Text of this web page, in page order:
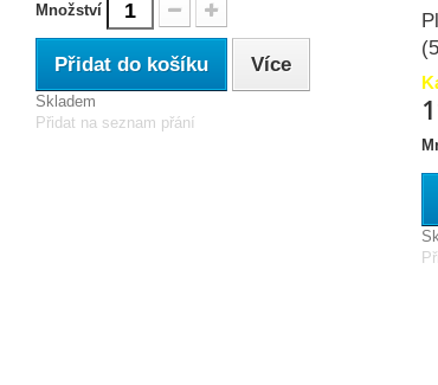
Množství
Přidat do košíku Více
Skladem
Přidat na seznam přání